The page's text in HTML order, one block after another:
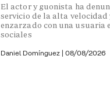
El actor y guonista ha
servicio de la alta velocidad
enzarzado con una usuaria
sociales
Daniel Domínguez | 08/08/2026